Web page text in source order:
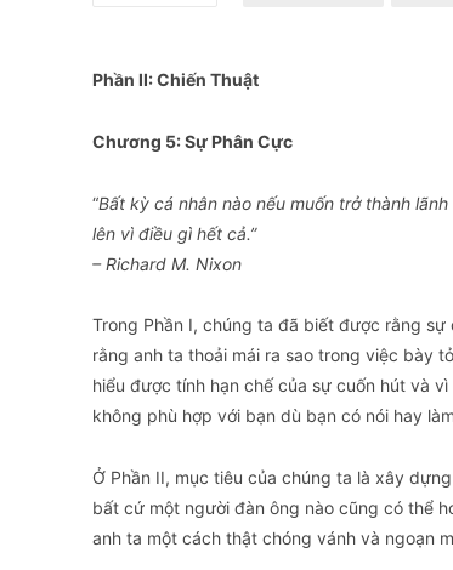
Phần II: Chiến Thuật
Chương 5: Sự Phân Cực
“Bất kỳ cá nhân nào nếu muốn trở thành
lên vì điều gì hết cả.”
– Richard M. Nixon
​Trong Phần I, chúng ta đã biết được rằng
rằng anh ta thoải mái ra sao trong việc bày
hiểu được tính hạn chế của sự cuốn hút và
không phù hợp với bạn dù bạn có nói hay
​Ở Phần II, mục tiêu của chúng ta là xây
bất cứ một người đàn ông nào cũng có thể
anh ta một cách thật chóng vánh và ngoạn